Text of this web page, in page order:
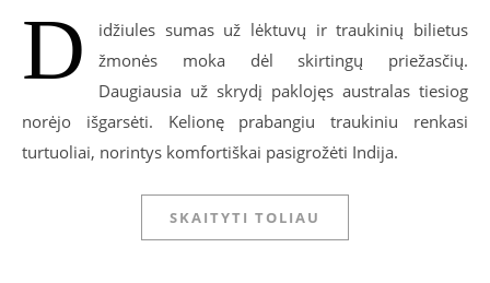
D
idžiules sumas už lėktuvų ir traukinių bilietus
žmonės moka dėl skirtingų priežasčių.
Daugiausia už skrydį paklojęs australas tiesiog
norėjo išgarsėti. Kelionę prabangiu traukiniu renkasi
turtuoliai, norintys komfortiškai pasigrožėti Indija.
SKAITYTI TOLIAU